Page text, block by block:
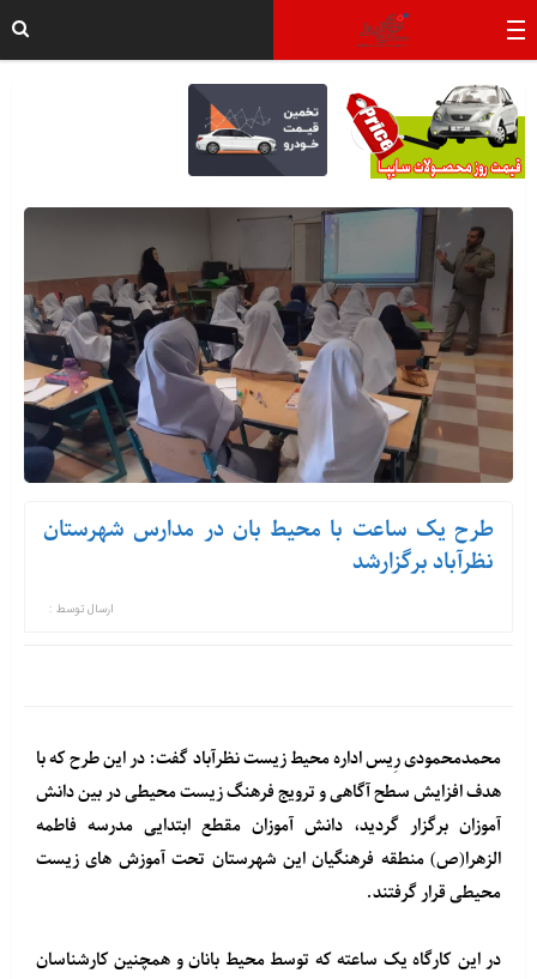
طرح یک ساعت با محیط بان در مدارس شهرستان
نظرآباد برگزارشد
ارسال توسط :
محمدمحمودی رِیس اداره محیط زیست نظرآباد گفت: در این طرح که با
هدف افزایش سطح آگاهی و ترویج فرهنگ زیست محیطی در بین دانش
آموزان برگزار گردید، دانش آموزان مقطع ابتدایی مدرسه فاطمه
الزهرا(ص) منطقه فرهنگیان این شهرستان تحت آموزش های زیست
محیطی قرار گرفتند.
در این کارگاه یک ساعته که توسط محیط بانان و همچنین کارشناسان